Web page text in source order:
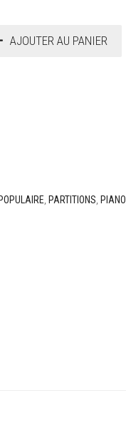
AJOUTER AU PANIER
PARTITIONS PIANO